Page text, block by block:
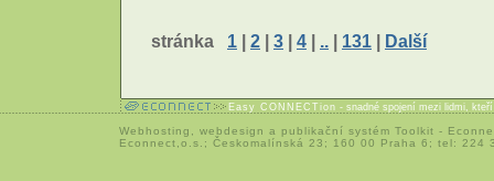
stránka 1 | 2 | 3 | 4 | .. | 131 | Další
Easy CONNECTion - snadné spojení mezi lidmi,
Webhosting webdesign a publikační systém Toolkit -
Econnect,o.s.; Českomalínská 23; 160 00 Praha 6; tel: 224